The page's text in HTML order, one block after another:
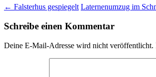
← Falsterhus gespiegelt Laternenumzug im
Schreibe einen Kommentar
Deine E-Mail-Adresse wird nicht veröffentlicht.